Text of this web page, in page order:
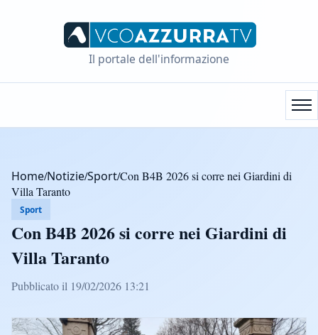
Il portale dell'informazione
Home/Notizie/Sport/Con B4B 2026 si corre nei Giardini di
Villa Taranto
Sport
Con B4B 2026 si corre nei Giardini di
Villa Taranto
Pubblicato il 19/02/2026 13:21